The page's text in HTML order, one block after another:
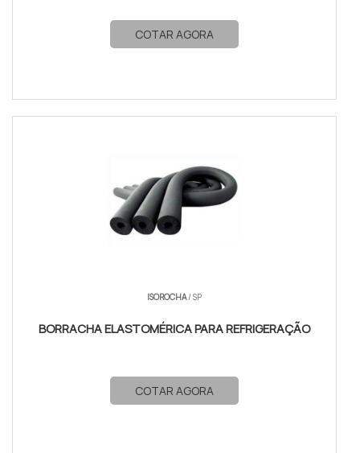
COTAR AGORA
ISOROCHA/ SP
BORRACHA ELASTOMÉRICA PARA REFRIGERAÇÃO
COTAR AGORA